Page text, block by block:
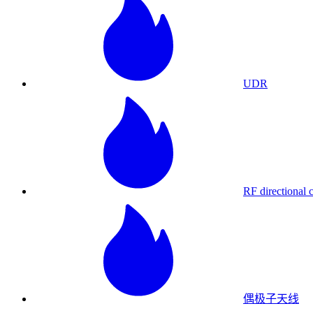
UDR
RF directional
偶极子天线